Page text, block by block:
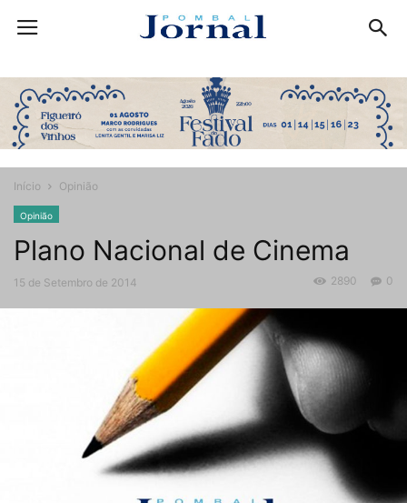
Início Opinião
Opinião
Plano Nacional de Cinema
15 de Setembro de 2014 0
2890